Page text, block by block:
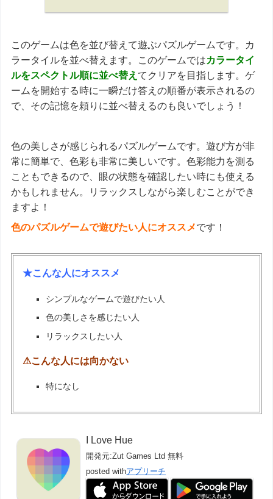
このゲームは色を並び替えて遊ぶパズルゲームです。カ
ラータイルを並べ替えます。このゲームではカラータイ
ルをスペクトル順に並べ替え てクリアを目指します。ゲ
ームを開始する時に一瞬だけ答えの順番が表示されるの
で、その記憶を頼りに並べ替えるのも良いでしょう！
色の美しさが感じられるパズルゲームです。遊び方が非
常に簡単で、色彩も非常に美しいです。色彩能力を測る
こともできるので、眼の状態を確認したい時にも使える
かもしれません。リラックスしながら楽しむことができ
ますよ！
色のパズルゲームで遊びたい人にオススメです！
★こんな人にオススメ
シンプルなゲームで遊びたい人
色の美しさを感じたい人
リラックスしたい人
⚠こんな人には向かない
特になし
I Love Hue
開発元:Zut Games Ltd 無料
posted withアプリーチ